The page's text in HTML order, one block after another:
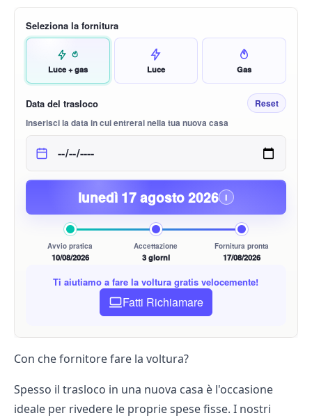
Seleziona la fornitura
Luce + gas Luce Gas
Data del trasloco
Reset
Inserisci la data in cui entrerai nella tua nuova casa
lunedì 17 agosto 2026 i
Avvio pratica
10/08/2026
Accettazione
3 giorni
Fornitura pronta
17/08/2026
Ti aiutiamo a fare la voltura gratis velocemente!
Fatti Richiamare
Con che fornitore fare la voltura?
Spesso il trasloco in una nuova casa è l'occasione
ideale per rivedere le proprie spese fisse. I nostri